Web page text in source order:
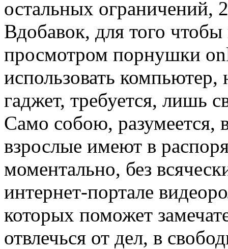
остальных ограничений,
Вдобавок, для того чтобы
просмотром порнушки
использовать
гаджет, требуется, лишь
Само собою, разумеется,
взрослые имеют в
моментально, без
интернет-портале
которых поможет
отвлечься от дел, в